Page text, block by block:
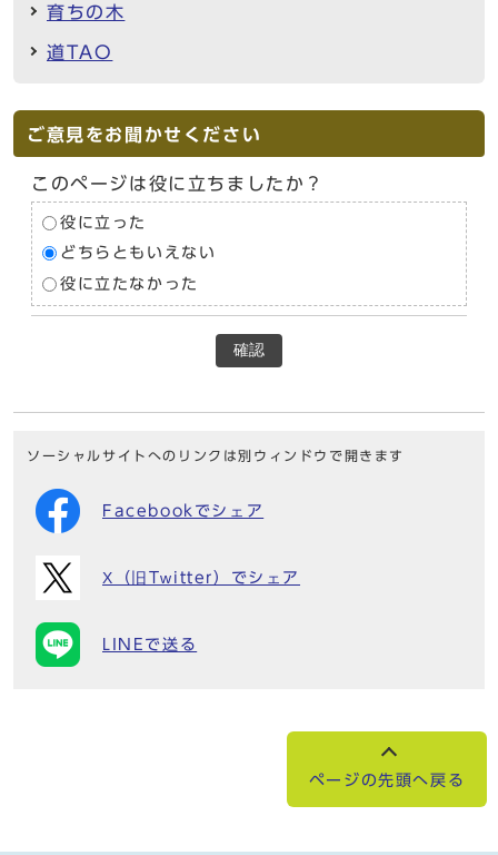
育ちの木
道TAO
ご意見をお聞かせください
このページは役に立ちましたか？
役に立った
どちらともいえない
役に立たなかった
確認
ソーシャルサイトへのリンクは別ウィンドウで開きます
Facebookでシェア
X（旧Twitter）でシェア
LINEで送る
ページの先頭へ戻る